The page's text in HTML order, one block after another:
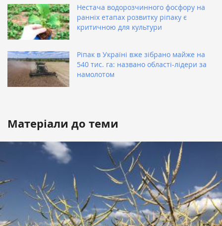
Нестача водорозчинного фосфору на
ранніх етапах розвитку ріпаку є
критичною для культури
Ріпак в Україні вже зібрано майже на
540 тис. га: названо області-лідери за
намолотом
Матеріали до теми